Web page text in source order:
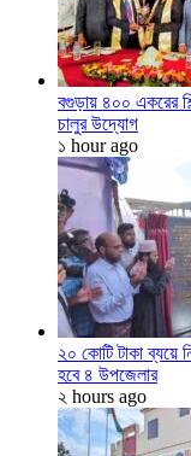
বগুড়ায় ৪০০ একরের
চালুর উদ্যোগ
১ hour ago
২০ কোটি টাকা
হবে ৪ উপজেলার
২ hours ago